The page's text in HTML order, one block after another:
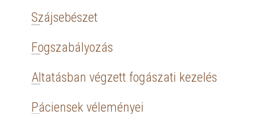
Szájsebészet
Fogszabályozás
Altatásban végzett fogászati kezelés
Páciensek véleményei